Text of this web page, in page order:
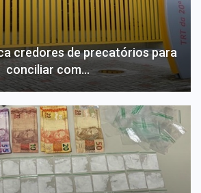
credores de precatórios para
conciliar com…